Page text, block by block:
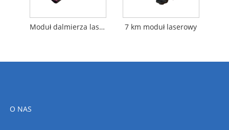
Moduł dalmierza laserowego o zasięgu 25 km 7 km moduł laserowy
O NAS